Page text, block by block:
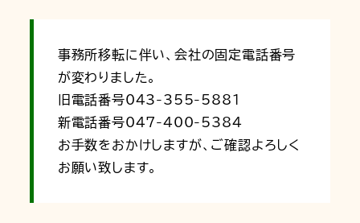
事務所移転に伴い、会社の固定電話番号
が変わりました。
旧電話番号043-355-5881
新電話番号047-400-5384
お手数をおかけしますが、ご確認よろしく
お願い致します。